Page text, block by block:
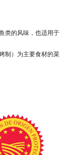
类的风味，也适用于
制）为主要食材的菜